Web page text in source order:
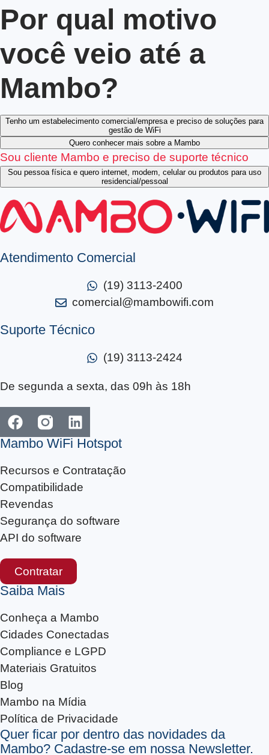
Por qual motivo
você veio até a
Mambo?
Tenho um estabelecimento comercial/empresa e preciso de soluções para
gestão de WiFi
Quero conhecer mais sobre a Mambo
Sou cliente Mambo e preciso de suporte técnico
Sou pessoa física e quero internet, modem, celular ou produtos para uso
residencial/pessoal
Atendimento Comercial
(19) 3113-2400
comercial@mambowifi.com
Suporte Técnico
(19) 3113-2424
De segunda a sexta, das 09h às 18h
Mambo WiFi Hotspot
Recursos e Contratação
Compatibilidade
Revendas
Segurança do software
API do software
Contratar
Saiba Mais
Conheça a Mambo
Cidades Conectadas
Compliance e LGPD
Materiais Gratuitos
Blog
Mambo na Mídia
Política de Privacidade
Quer ficar por dentro das novidades da
Mambo? Cadastre-se em nossa Newsletter.